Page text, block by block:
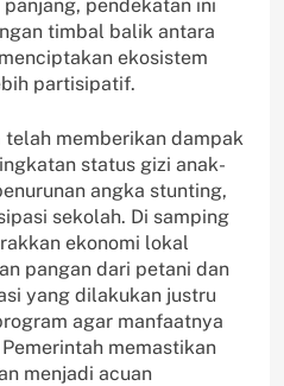
pendekatan ini
timbal balik antara
ekosistem
partisipatif.
telah memberikan dampak
status gizi anak-
angka stunting,
sekolah. Di samping
ekonomi lokal
pangan dari petani dan
yang dilakukan justru
agar manfaatnya
memastikan
menjadi acuan